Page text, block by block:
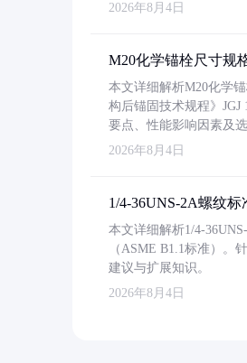
2026年8月4日
M20化学锚栓尺寸规
本文详细解析M20化学
构后锚固技术规程》
要点、性能影响因素及
2026年8月4日
1/4-36UNS-2A螺纹标
本文详细解析1/4-
（ASME B1.1标准）。
建议与扩展知识。
2026年8月4日